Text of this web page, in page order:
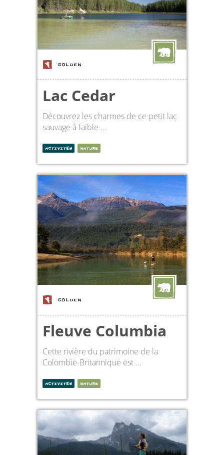
GOLDEN
Lac Cedar
Découvrez les charmes de ce petit lac
sauvage à faible ...
ACTIVITÉS NATURE
GOLDEN
Fleuve Columbia
Cette rivière du patrimoine de la
Colombie-Britannique est ...
ACTIVITÉS NATURE